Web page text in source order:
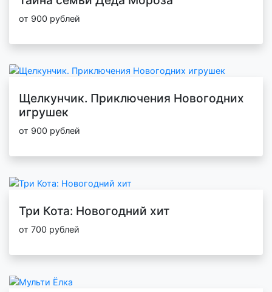
от 900 рублей
Щелкунчик. Приключения Новогодних
игрушек
от 900 рублей
Три Кота: Новогодний хит
от 700 рублей